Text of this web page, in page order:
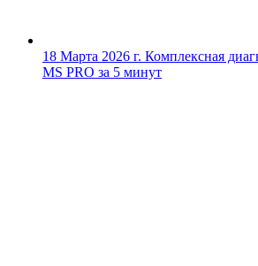
18 Марта 2026 г. Комплексная
MS PRO за 5 минут